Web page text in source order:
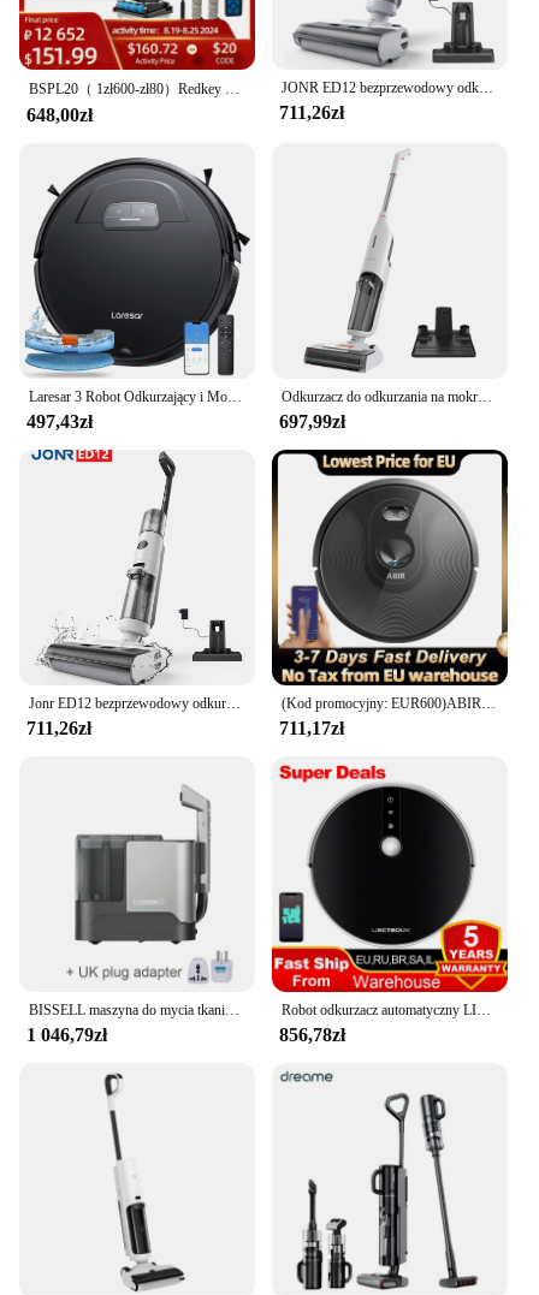
BSPL20（ 1zł600-zł80）Redkey W12 SE bezprzewodowa odkurzacz do odkurzania na mokro i na sucho wielopowierzchniowa inteligentna bezprzewodowa myjka podłogowa z mopem ręcznym do samoczyszczenia domowego
648,00zł
JONR ED12 bezprzewodowy odkurzacz Mop 9000Pa do czyszczenia na sucho i mokro pionowy odkurzacz do inteligentnych urządzenia domowe
711,26zł
497,43zł
Odkurzacz do odkurzania na mokro i na sucho bezprzewodowy ILIFE W90 3 w 1 Mop próżniowy i myjący 700ml zbiornik na wodę 30 minut przypomnienia głosowego w czasie wykonywania
697,99zł
711,26zł 711,17zł
1 046,79zł
Robot odkurzacz automatyczny LIECTROUX C30B,Nawigacja po mapie AI, inteligentna partycja,z pamięcią,kontrola aplikacji WiFi,ssanie 6000 Pa,inteligentne mycie na mokro,dezynfekcja,współpracuje z Alexa i Google Assistant
856,78zł